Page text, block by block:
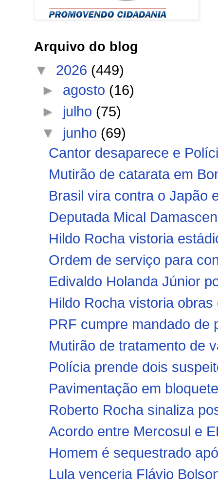
Arquivo do blog
▼ 2026 (449)
► agosto (16)
► julho (75)
▼ junho (69)
Cantor desaparece e
Mutirão de catarata em
Brasil vira contra o Japão
Deputada Mical
Hildo Rocha vistoria
Ordem de serviço para
Edivaldo Holanda Júnior
Hildo Rocha vistoria
PRF cumpre mandado de
Mutirão de tratamento de
Polícia prende dois
Pavimentação em
Roberto Rocha sinaliza
Acordo entre Mercosul e
Homem é sequestrado
Lula venceria Flávio